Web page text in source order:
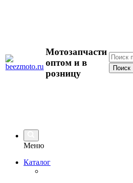
Мотозапчасти
оптом и в
розницу
Меню
Каталог